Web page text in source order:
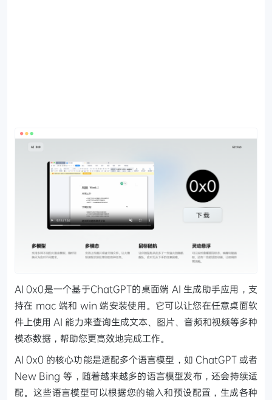
AI 0x0是一个基于ChatGPT的桌面端 AI 生成助手应用，支
持在 mac 端和 win 端安装使用。它可以让您在任意桌面软
件上使用 AI 能力来查询生成文本、图片、音频和视频等多种
模态数据，帮助您更高效地完成工作。
AI 0x0 的核心功能是适配多个语言模型，如 ChatGPT 或者
New Bing 等，随着越来越多的语言模型发布，还会持续适
配。这些语言模型可以根据您的输入和预设配置，生成各种